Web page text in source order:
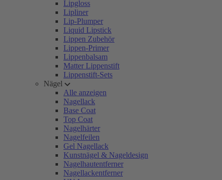
Lipgloss
Lipliner
Lip-Plumper
Liquid Lipstick
Lippen Zubehör
Lippen-Primer
Lippenbalsam
Matter Lippenstift
Lippenstift-Sets
Nägel
Alle anzeigen
Nagellack
Base Coat
Top Coat
Nagelhärter
Nagelfeilen
Gel Nagellack
Kunstnägel & Nageldesign
Nagelhautentferner
Nagellackentferner